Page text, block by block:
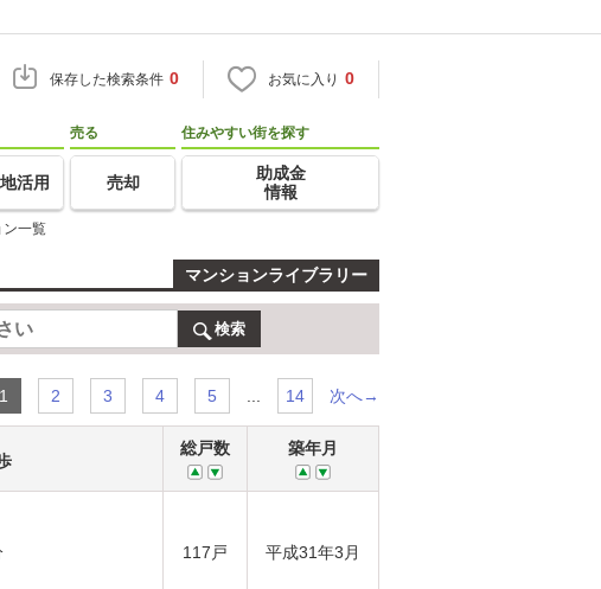
保存した検索条件 0 お気に入り 0
活用
売る
売却
住みやすい街を探す
助成金
情報
ン一覧
マンションライブラリー
検索
1 2 3 4 5 14 次へ→
総戸数 築年月
117戸 平成31年3月